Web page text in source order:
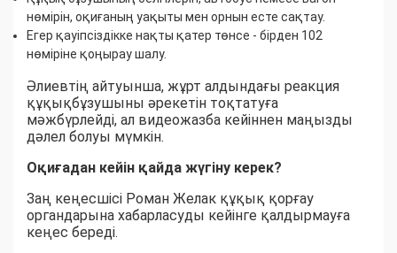
нөмірін, оқиғаның уақыты мен орнын есте сақтау.
Егер қауіпсіздікке нақты қатер төнсе - бірден 102
нөміріне қоңырау шалу.
Әлиевтің айтуынша, жұрт алдындағы реакция
құқықбұзушыны әрекетін тоқтатуға
мәжбүрлейді, ал видеожазба кейіннен маңызды
дәлел болуы мүмкін.
Оқиғадан кейін қайда жүгіну керек?
Заң кеңесшісі Роман Желак құқық қорғау
органдарына хабарласуды кейінге қалдырмауға
кеңес береді.